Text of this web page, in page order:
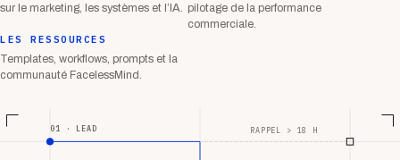
sur le marketing, les systèmes et l’IA. pilotage de la performance
commerciale.
LES RESSOURCES
Templates, workflows, prompts et la
communauté FacelessMind.
01 · LEAD RAPPEL > 18 H